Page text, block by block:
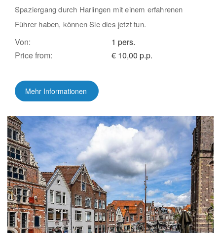
Spaziergang durch Harlingen mit einem erfahrenen
Führer haben, können Sie dies jetzt tun.
Von:
1 pers.
Price from:
€ 10,00 p.p.
Mehr Informationen